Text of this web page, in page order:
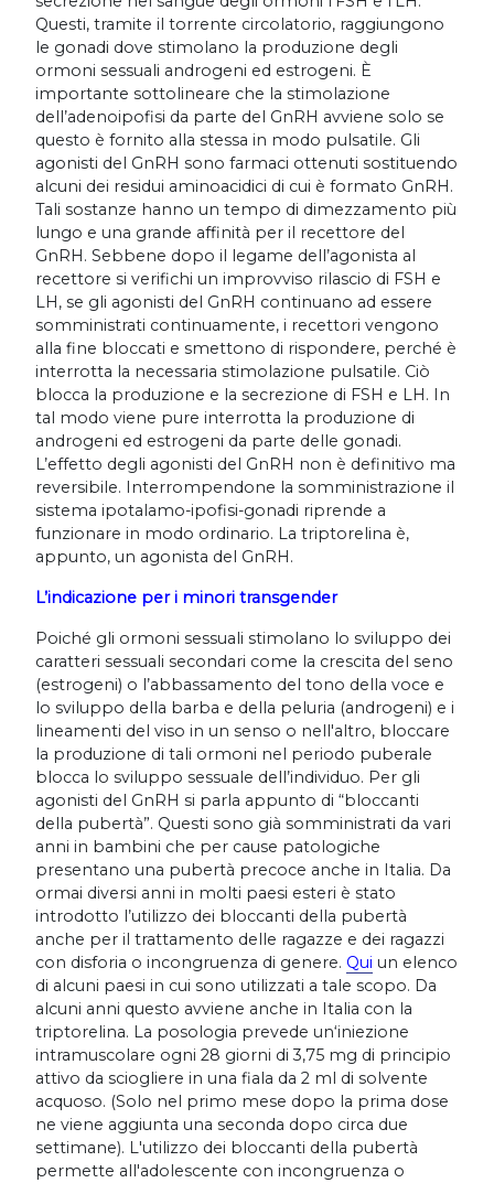
Questi, tramite il torrente circolatorio, raggiungono
le gonadi dove stimolano la produzione degli
ormoni sessuali androgeni ed estrogeni. È
importante sottolineare che la stimolazione
dell’adenoipofisi da parte del GnRH avviene solo se
questo è fornito alla stessa in modo pulsatile. Gli
agonisti del GnRH sono farmaci ottenuti sostituendo
alcuni dei residui aminoacidici di cui è formato GnRH.
Tali sostanze hanno un tempo di dimezzamento più
lungo e una grande affinità per il recettore del
GnRH. Sebbene dopo il legame dell’agonista al
recettore si verifichi un improvviso rilascio di FSH e
LH, se gli agonisti del GnRH continuano ad essere
somministrati continuamente, i recettori vengono
alla fine bloccati e smettono di rispondere, perché è
interrotta la necessaria stimolazione pulsatile. Ciò
blocca la produzione e la secrezione di FSH e LH. In
tal modo viene pure interrotta la produzione di
androgeni ed estrogeni da parte delle gonadi.
L’effetto degli agonisti del GnRH non è definitivo ma
reversibile. Interrompendone la somministrazione il
sistema ipotalamo-ipofisi-gonadi riprende a
funzionare in modo ordinario. La triptorelina è,
appunto, un agonista del GnRH.
L’indicazione per i minori transgender
Poiché gli ormoni sessuali stimolano lo sviluppo dei
caratteri sessuali secondari come la crescita del seno
(estrogeni) o l’abbassamento del tono della voce e
lo sviluppo della barba e della peluria (androgeni) e i
lineamenti del viso in un senso o nell'altro, bloccare
la produzione di tali ormoni nel periodo puberale
blocca lo sviluppo sessuale dell’individuo. Per gli
agonisti del GnRH si parla appunto di “bloccanti
della pubertà”. Questi sono già somministrati da vari
anni in bambini che per cause patologiche
presentano una pubertà precoce anche in Italia. Da
ormai diversi anni in molti paesi esteri è stato
introdotto l’utilizzo dei bloccanti della pubertà
anche per il trattamento delle ragazze e dei ragazzi
con disforia o incongruenza di genere. Qui un elenco
di alcuni paesi in cui sono utilizzati a tale scopo. Da
alcuni anni questo avviene anche in Italia con la
triptorelina. La posologia prevede un‘iniezione
intramuscolare ogni 28 giorni di 3,75 mg di principio
attivo da sciogliere in una fiala da 2 ml di solvente
acquoso. (Solo nel primo mese dopo la prima dose
ne viene aggiunta una seconda dopo circa due
settimane). L'utilizzo dei bloccanti della pubertà
permette all'adolescente con incongruenza o